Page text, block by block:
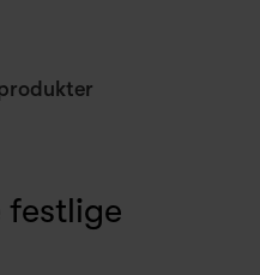
festlige